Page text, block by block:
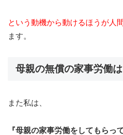
という動機から動けるほうが人
ます。
母親の無償の家事労働
また私は、
『母親の家事労働をしてもらっ